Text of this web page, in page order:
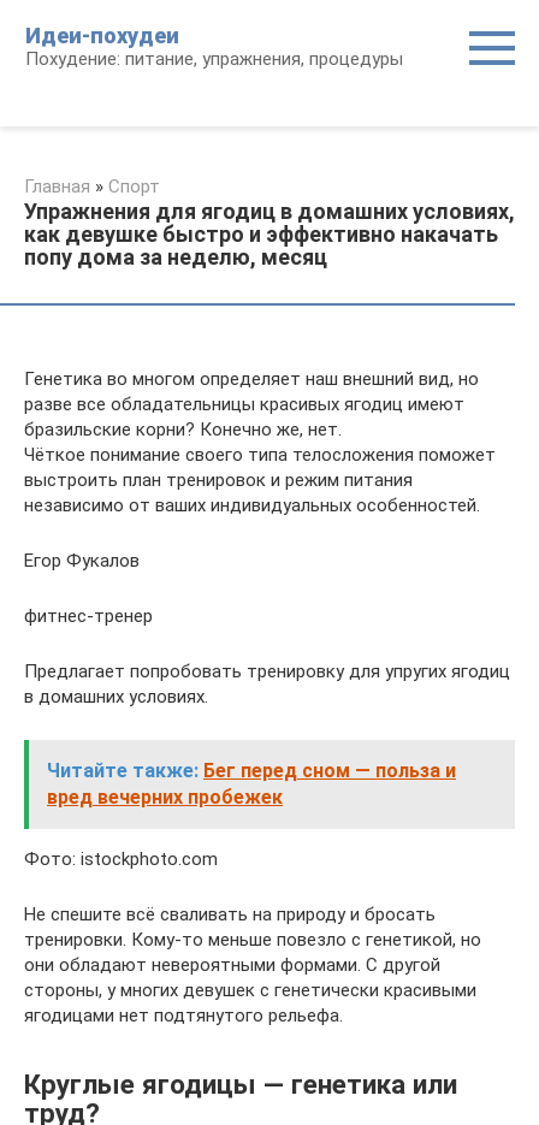
контенту
Идеи-похудеи
Похудение: питание, упражнения, процедуры
Главная » Спорт
Упражнения для ягодиц в домашних условиях,
как девушке быстро и эффективно накачать
попу дома за неделю, месяц
Генетика во многом определяет наш внешний вид, но
разве все обладательницы красивых ягодиц имеют
бразильские корни? Конечно же, нет.
Чёткое понимание своего типа телосложения поможет
выстроить план тренировок и режим питания
независимо от ваших индивидуальных особенностей.
Егор Фукалов
фитнес-тренер
Предлагает попробовать тренировку для упругих ягодиц
в домашних условиях.
Читайте также: Бег перед сном — польза и
вред вечерних пробежек
Фото: istockphoto.com
Не спешите всё сваливать на природу и бросать
тренировки. Кому-то меньше повезло с генетикой, но
они обладают невероятными формами. С другой
стороны, у многих девушек с генетически красивыми
ягодицами нет подтянутого рельефа.
Круглые ягодицы — генетика или
труд?